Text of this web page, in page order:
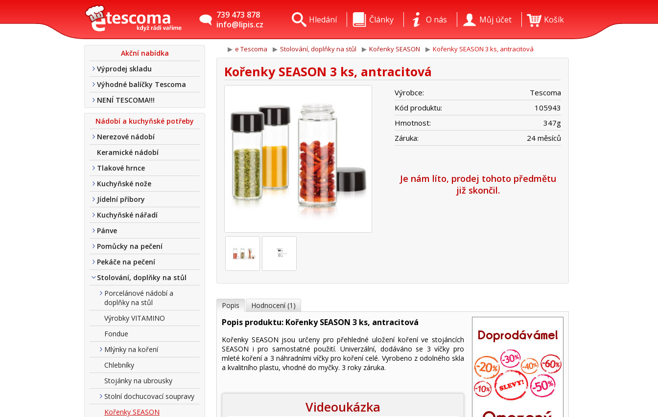
739 473 878
info@lipis.cz
Košík
Můj účet
O nás
Články
Hledání
Akční nabídka
Výprodej skladu
Výhodné balíčky Tescoma
NENÍ TESCOMA!!!
Nádobí a kuchyňské potřeby
Nerezové nádobí
Keramické nádobí
Tlakové hrnce
Kuchyňské nože
Jídelní příbory
Kuchyňské nářadí
Pánve
Pomůcky na pečení
Pekáče na pečení
Stolování, doplňky na stůl
Porcelánové nádobí a
doplňky na stůl
Výrobky VITAMINO
Fondue
Mlýnky na koření
Chlebníky
Stojánky na ubrousky
Stolní dochucovací soupravy
Kořenky SEASON
e Tescoma Stolování, doplňky na stůl Kořenky SEASON Kořenky SEASON 3 ks, antracitová
Kořenky SEASON 3 ks, antracitová
Výrobce:
Tescoma
Kód produktu:
105943
Hmotnost:
347g
Záruka:
24 měsíců
Je nám líto, prodej tohoto předmětu
již skončil.
Popis Hodnocení (1)
Popis produktu: Kořenky SEASON 3 ks, antracitová
Kořenky SEASON jsou určeny pro přehledné uložení koření ve stojáncích
SEASON i pro samostatné použití. Univerzální, dodáváno se 3 víčky pro
mleté koření a 3 náhradními víčky pro koření celé. Vyrobeno z odolného skla
a kvalitního plastu, vhodné do myčky. 3 roky záruka.
Videoukázka